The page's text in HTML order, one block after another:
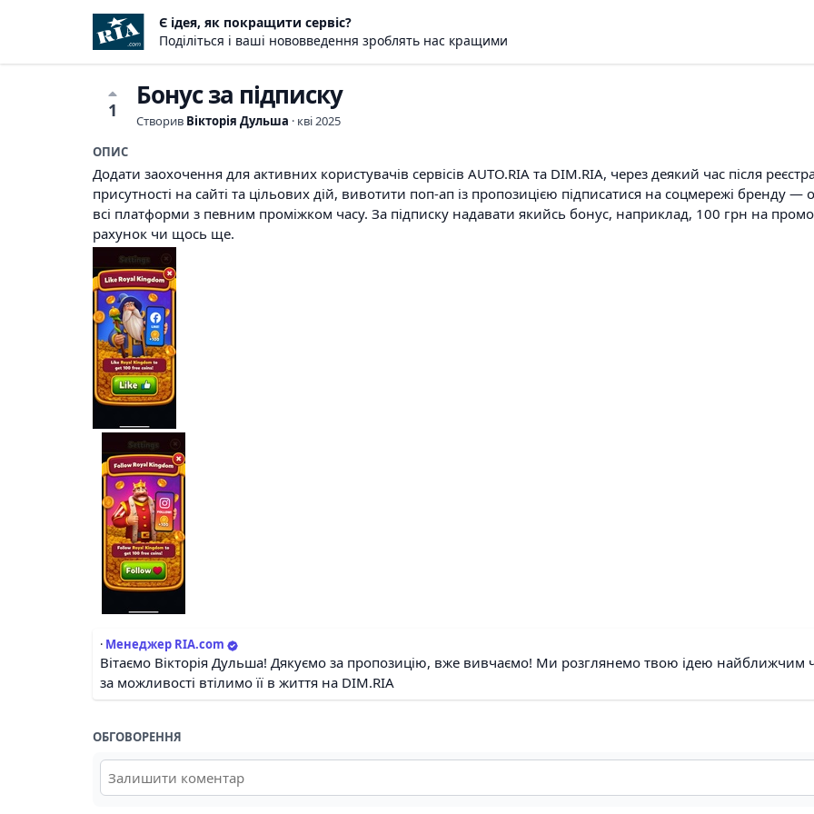
Є ідея, як покращити сервіс?
Поділіться і ваші нововведення зроблять нас кращими
1 Бонус за підписку
Створив Вікторія Дульша · кві 2025
ОПИС
Додати заохочення для активних користувачів сервісів AUTO.RIA та DIM.RIA, через деякий час після
присутності на сайті та цільових дій, вивотити поп-ап із пропозицією підписатися на соцмережі бренду —
всі платформи з певним проміжком часу. За підписку надавати якийсь бонус, наприклад, 100 грн на
рахунок чи щось ще.
· Менеджер RIA.com
Вітаємо Вікторія Дульша! Дякуємо за пропозицію, вже вивчаємо! Ми розглянемо твою ідею найближчим
за можливості втілимо її в життя на DIM.RIA
ОБГОВОРЕННЯ